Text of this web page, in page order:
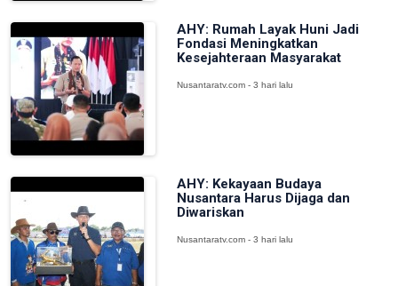
AHY: Rumah Layak Huni Jadi
Fondasi Meningkatkan
Kesejahteraan Masyarakat
Nusantaratv.com - 3 hari lalu
AHY: Kekayaan Budaya
Nusantara Harus Dijaga dan
Diwariskan
Nusantaratv.com - 3 hari lalu